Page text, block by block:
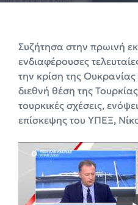
Συζήτησα στην πρωινή
ενδιαφέρουσες
την κρίση της
διεθνή θέση της
τουρκικές σχέσεις,
επίσκεψης του ΥΠΕΞ,